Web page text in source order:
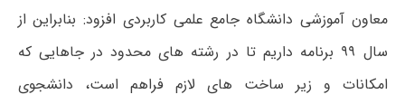
معاون آموزشی دانشگاه جامع علمی کاربردی افزود: بنابراین از
سال ۹۹ برنامه داریم تا در رشته های محدود در جاهایی که
امکانات و زیر ساخت های لازم فراهم است، دانشجوی